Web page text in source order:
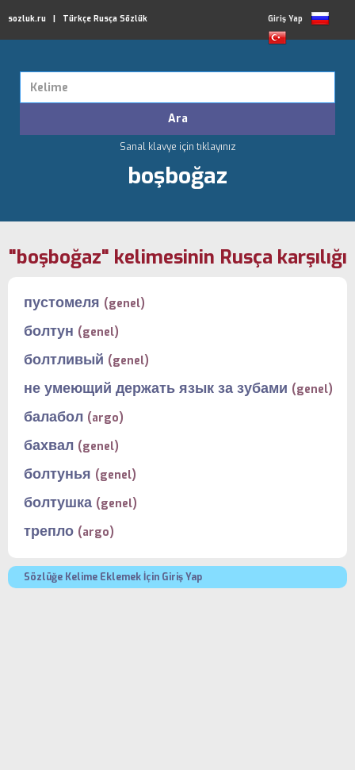
sozluk.ru | Türkçe Rusça Sözlük Giriş Yap
Sanal klavye için tıklayınız
boşboğaz
"boşboğaz" kelimesinin Rusça karşılığı
пустомеля (genel)
болтун (genel)
болтливый (genel)
не умеющий держать язык за зубами (genel)
балабол (argo)
бахвал (genel)
болтунья (genel)
болтушка (genel)
трепло (argo)
Sözlüğe Kelime Eklemek İçin Giriş Yap